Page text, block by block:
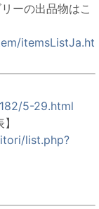
ーの出品物はこ
itemsListJa.ht
5-29.html
list.php?